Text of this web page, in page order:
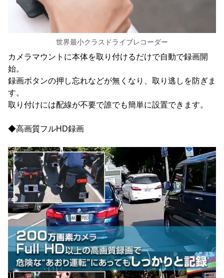
世界最小クラスドライブレコーダー
カメラマウントに本体を取り付けるだけで自動で録画開
始。
録画ボタンの押し忘れなどが無くなり、取り逃しを防ぎま
す。
取り付けには配線が不要で誰でも簡単に設置できます。
◆高画質フルHD録画